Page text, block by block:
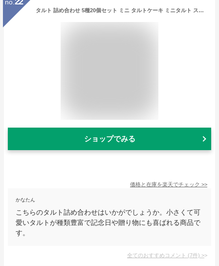
no.
タルト 詰め合わせ 5種20個セット ミニ タルトケーキ ミニタルト スイーツ ケーキ スイーツギフト お取り寄せスイーツ ギフト スイーツセット 誕生日プレゼント 記念日プレゼント 贈り物 喜ばれる お返し 手土産 女性 おしゃれ 可愛い 敬老の日 おいしい アソート 暑中見舞い
ショップでみる
価格と在庫を楽天でチェック >>
かなたん
こちらのタルト詰め合わせはいかがでしょうか。小さくて可
愛いタルトが種類豊富で記念日や贈り物にも喜ばれる商品で
す。
全てのおすすめコメント (7件) >